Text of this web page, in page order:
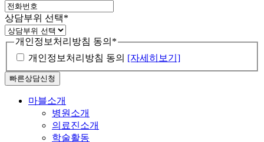
상담부위 선택*
개인정보처리방침 동의 *
개인정보처리방침 동의 [자세히보기]
Close
마블소개
병원소개
의료진소개
학술활동